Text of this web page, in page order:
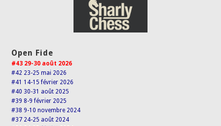
Open Fide
#43 29-30 août 2026
#42 23-25 mai 2026
#41 14-15 février 2026
#40 30-31 août 2025
#39 8-9 février 2025
#38 9-10 novembre 2024
#37 24-25 août 2024